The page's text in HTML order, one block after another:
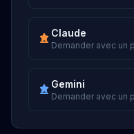
Claude
Demander avec un
Gemini
Demander avec un